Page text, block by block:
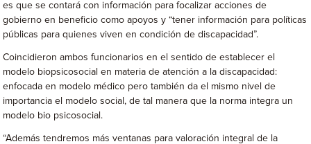
es que se contará con información para focalizar acciones de
gobierno en beneficio como apoyos y “tener información para políticas
públicas para quienes viven en condición de discapacidad”.
Coincidieron ambos funcionarios en el sentido de establecer el
modelo biopsicosocial en materia de atención a la discapacidad:
enfocada en modelo médico pero también da el mismo nivel de
importancia el modelo social, de tal manera que la norma integra un
modelo bio psicosocial.
“Además tendremos más ventanas para valoración integral de la